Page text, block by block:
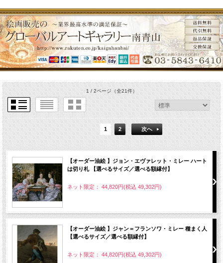
1 / 2ページ（全21件）
1 2 次へ
【オーダー油絵 】ジョン・エヴァレット・ミレー ハート
は切り札 【選べるサイズ／選べる額縁付】
ネット限定： 44,820円(税込 49,302円)
【オーダー油絵 】ジャン＝フランソワ・ミレー 種まく人
【選べるサイズ／選べる額縁付】
ネット限定： 44,820円(税込 49,302円)